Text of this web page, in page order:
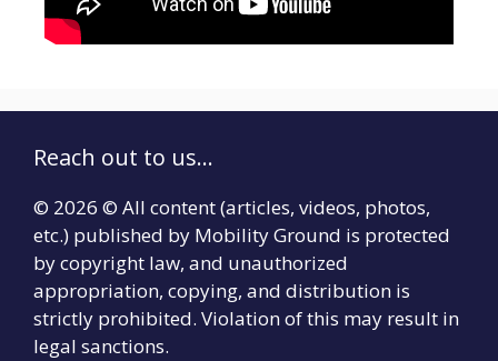
Reach out to us...
© 2026 © All content (articles, videos, photos,
etc.) published by Mobility Ground is protected
by copyright law, and unauthorized
appropriation, copying, and distribution is
strictly prohibited. Violation of this may result in
legal sanctions.